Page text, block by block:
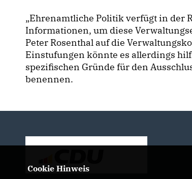
Ehrenamtliche Politik verfügt in der
Informationen, um diese
Peter Rosenthal auf die
Einstufungen könnte es allerdings
spezifischen Gründe für den
benennen.
Cookie Hinweis